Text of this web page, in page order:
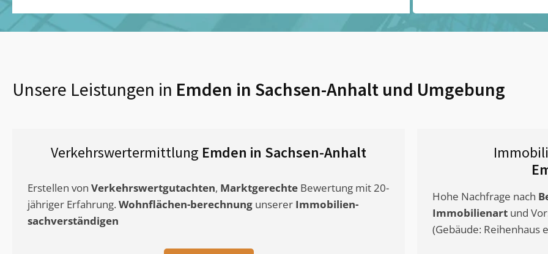
Unsere Leistungen in Emden in Sachsen-Anhalt und Umgebung
Verkehrswertermittlung Emden in Sachsen-Anhalt
Erstellen von Verkehrswertgutachten, Marktgerechte Bewertung mit 20-
jähriger Erfahrung. Wohnflächen-berechnung unserer Immobilien-
sachverständigen
Hohe Nachfrage nach
Immobilienart und
(Gebäude: Reihenhaus